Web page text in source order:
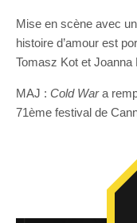
Mise en scène avec
histoire d’amour est
Tomasz Kot et Joanna
MAJ : Cold Wara
71ème festival de